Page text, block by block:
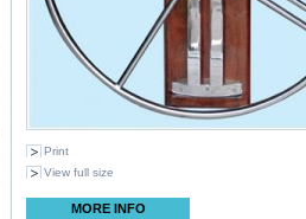
Print
View full size
MORE INFO